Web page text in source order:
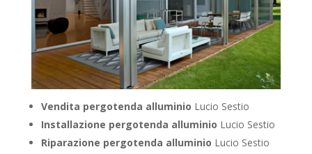
Vendita pergotenda alluminio Lucio Sestio
Installazione pergotenda alluminio Lucio Sestio
Riparazione pergotenda alluminio Lucio Sestio